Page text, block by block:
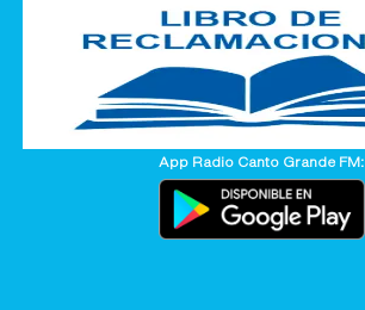
App Radio Canto Grande FM: